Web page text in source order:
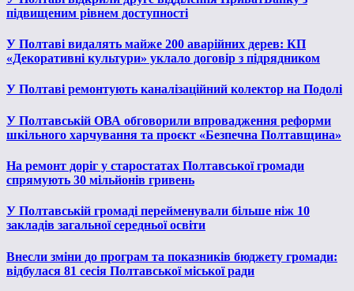
підвищеним рівнем доступності
У Полтаві видалять майже 200 аварійних дерев: КП
«Декоративні культури» уклало договір з підрядником
У Полтаві ремонтують каналізаційний колектор на Подолі
У Полтавській ОВА обговорили впровадження реформи
шкільного харчування та проєкт «Безпечна Полтавщина»
На ремонт доріг у старостатах Полтавської громади
спрямують 30 мільйонів гривень
У Полтавській громаді перейменували більше ніж 10
закладів загальної середньої освіти
Внесли зміни до програм та показників бюджету громади:
відбулася 81 сесія Полтавської міської ради